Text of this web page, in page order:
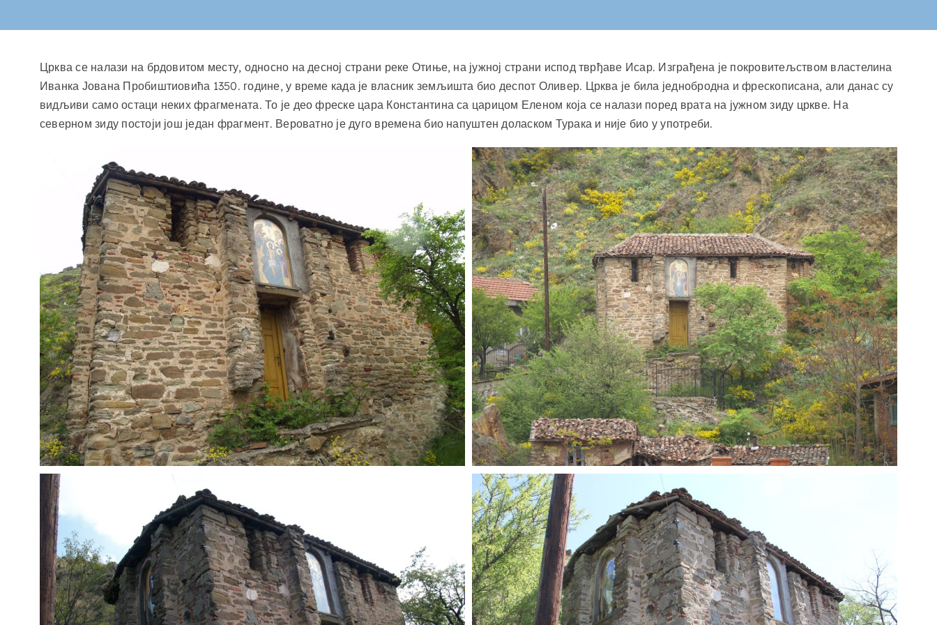
Црква се налази на брдовитом месту, односно на десној страни реке Отиње, на јужној страни испод тврђаве Исар. Изграђена је покровитељством властелина
Иванка Јована Пробиштиовића 1350. године, у време када је власник земљишта био деспот Оливер. Црква је била једнобродна и фрескописана, али данас су
видљиви само остаци неких фрагмената. То је део фреске цара Константина са царицом Еленом која се налази поред врата на јужном зиду цркве. На
северном зиду постоји још један фрагмент. Вероватно је дуго времена био напуштен доласком Турака и није био у употреби.